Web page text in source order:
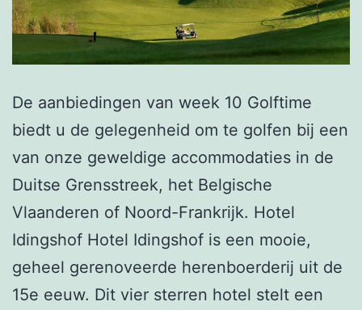
De aanbiedingen van week 10 Golftime
biedt u de gelegenheid om te golfen bij een
van onze geweldige accommodaties in de
Duitse Grensstreek, het Belgische
Vlaanderen of Noord-Frankrijk. Hotel
Idingshof Hotel Idingshof is een mooie,
geheel gerenoveerde herenboerderij uit de
15e eeuw. Dit vier sterren hotel stelt een